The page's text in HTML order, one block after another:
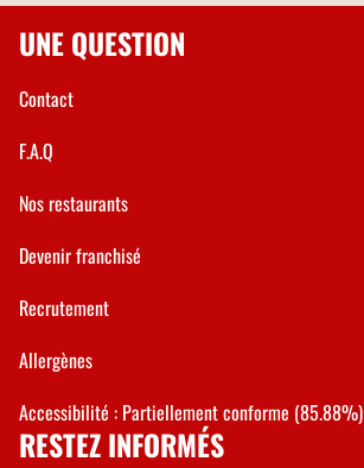
UNE QUESTION
Contact
F.A.Q
Nos restaurants
Devenir franchisé
Recrutement
Allergènes
Accessibilité : Partiellement conforme (85.88%)
RESTEZ INFORMÉS